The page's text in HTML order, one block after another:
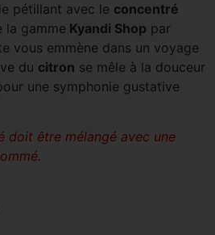
pétillant avec le concentré
la gamme Kyandi Shop par
vous emmène dans un voyage
du citron se mêle à la douceur
une symphonie gustative
doit être mélangé avec une